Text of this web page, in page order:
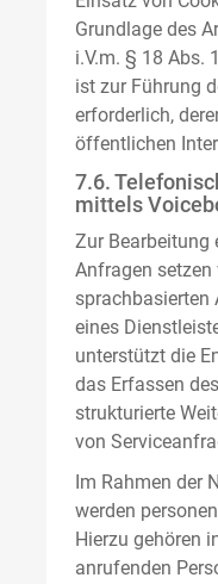
Grundlage des
i.V.m. § 18 Abs.
ist zur Führung
erforderlich,
öffentlichen
7.6.
mittels
Zur Bearbeitung
Anfragen
sprachbasierten
eines
unterstützt die
das Erfassen
strukturierte
von
Im Rahmen der
werden
Hierzu gehören
anrufenden